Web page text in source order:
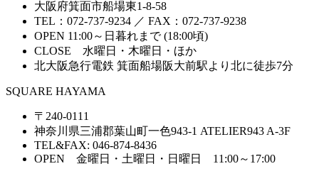
大阪府箕面市船場東1-8-58
TEL：072-737-9234 ／ FAX：072-737-9238
OPEN 11:00～日暮れまで (18:00頃)
CLOSE 水曜日・木曜日・ほか
北大阪急行電鉄 箕面船場阪大前駅より北に徒歩7分
SQUARE HAYAMA
〒240-0111
神奈川県三浦郡葉山町一色943-1 ATELIER943 A-3F
TEL&FAX: 046-874-8436
OPEN 金曜日・土曜日・日曜日 11:00～17:00